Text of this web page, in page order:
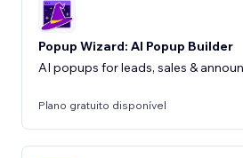
Popup Wizard: AI Popup Builder
AI popups for leads, sales &
Plano gratuito disponível